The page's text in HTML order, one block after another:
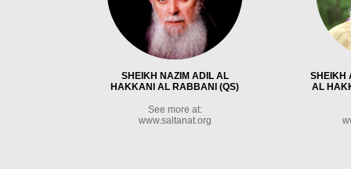
SHEIKH NAZIM ADIL AL
HAKKANI AL RABBANI (QS)
SHEIKH
AL
See more at:
www.saltanat.org